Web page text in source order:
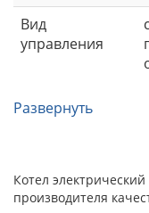
Вид
управления
Развернуть
Котел
производителя